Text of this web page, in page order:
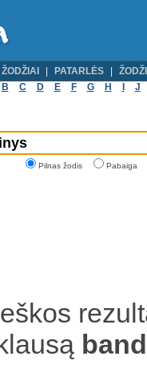
PATARLĖS
B C D E F G H J
Pilnas žodis Pabaiga